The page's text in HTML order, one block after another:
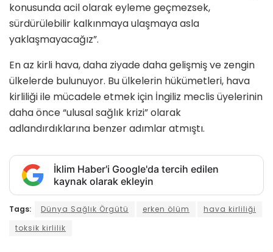
konusunda acil olarak eyleme geçmezsek,
sürdürülebilir kalkınmaya ulaşmaya asla
yaklaşmayacağız”.
En az kirli hava, daha ziyade daha gelişmiş ve zengin
ülkelerde bulunuyor. Bu ülkelerin hükümetleri, hava
kirliliği ile mücadele etmek için İngiliz meclis üyelerinin
daha önce “ulusal sağlık krizi” olarak
adlandırdıklarına benzer adımlar atmıştı.
İklim Haber'i Google'da tercih edilen
kaynak olarak ekleyin
Tags: Dünya Sağlık Örgütü erken ölüm
hava kirliliği
toksik kirlilik